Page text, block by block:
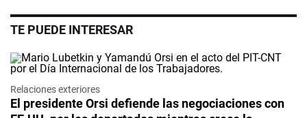
TE PUEDE INTERESAR
Relaciones exteriores
El presidente Orsi defiende las negociaciones con